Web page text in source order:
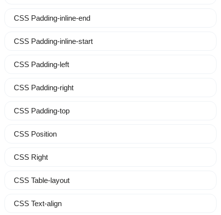
CSS Padding-inline-end
CSS Padding-inline-start
CSS Padding-left
CSS Padding-right
CSS Padding-top
CSS Position
CSS Right
CSS Table-layout
CSS Text-align